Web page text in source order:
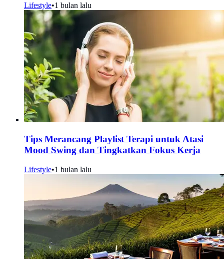
Lifestyle•1 bulan lalu
Tips Merancang Playlist Terapi untuk Atasi
Mood Swing dan Tingkatkan Fokus Kerja
Lifestyle•1 bulan lalu